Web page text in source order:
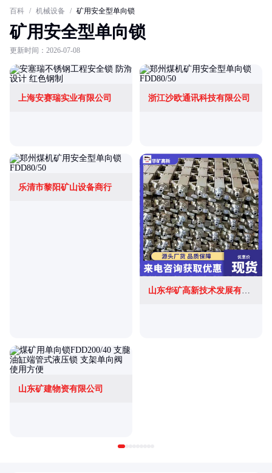
百科 / 机械设备 / 矿用安全型单向锁
矿用安全型单向锁
更新时间：2026-07-08
上海安赛瑞实业有限公司 浙江沙欧通讯科技有限公司
乐清市黎阳矿山设备商行
山东矿建物资有限公司